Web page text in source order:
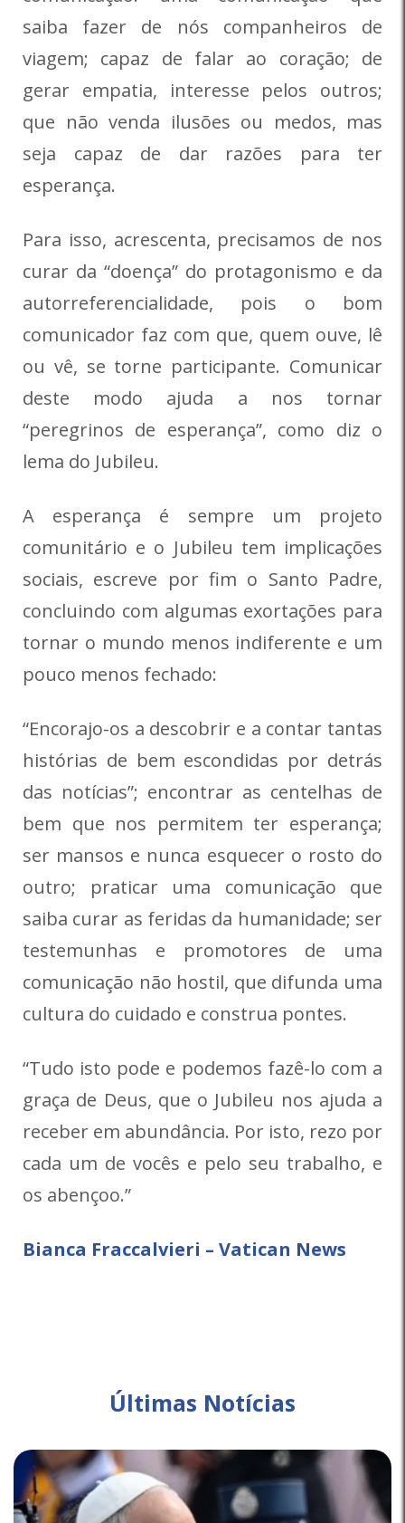
saiba fazer de nós companheiros de
viagem; capaz de falar ao coração; de
gerar empatia, interesse pelos outros;
que não venda ilusões ou medos, mas
seja capaz de dar razões para ter
esperança.
Para isso, acrescenta, precisamos de nos
curar da “doença” do protagonismo e da
autorreferencialidade, pois o bom
comunicador faz com que, quem ouve, lê
ou vê, se torne participante. Comunicar
deste modo ajuda a nos tornar
“peregrinos de esperança”, como diz o
lema do Jubileu.
A esperança é sempre um projeto
comunitário e o Jubileu tem implicações
sociais, escreve por fim o Santo Padre,
concluindo com algumas exortações para
tornar o mundo menos indiferente e um
pouco menos fechado:
“Encorajo-os a descobrir e a contar tantas
histórias de bem escondidas por detrás
das notícias”; encontrar as centelhas de
bem que nos permitem ter esperança;
ser mansos e nunca esquecer o rosto do
outro; praticar uma comunicação que
saiba curar as feridas da humanidade; ser
testemunhas e promotores de uma
comunicação não hostil, que difunda uma
cultura do cuidado e construa pontes.
“Tudo isto pode e podemos fazê-lo com a
graça de Deus, que o Jubileu nos ajuda a
receber em abundância. Por isto, rezo por
cada um de vocês e pelo seu trabalho, e
os abençoo.”
Bianca Fraccalvieri – Vatican News
Últimas Notícias